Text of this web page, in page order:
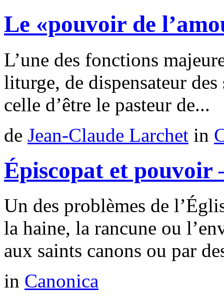
Le «pouvoir de
L’une des fonctions
liturge, de dispensateur des
celle d’être le pasteur de...
de Jean-Claude Larchet in
Épiscopat et pouvoir
Un des problèmes de
la haine, la rancune ou
aux saints canons ou par
in Canonica